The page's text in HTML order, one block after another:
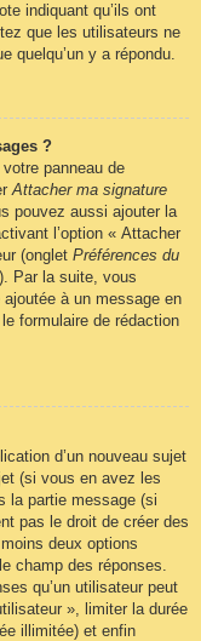
indiquant qu’ils ont
que les utilisateurs ne
quelqu’un y a répondu.
?
panneau de
Attacher ma signature
pouvez aussi ajouter la
l’option « Attacher
(onglet Préférences du
). Par la suite, vous
ajoutée à un message en
formulaire de rédaction
d’un nouveau sujet
(si vous en avez les
la partie message (si
pas le droit de créer des
deux options
champ des réponses.
qu’un utilisateur peut
», limiter la durée
illimitée) et enfin